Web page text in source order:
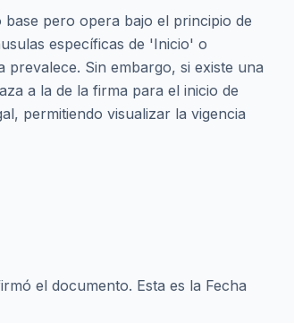
pero opera bajo el principio de
específicas de 'Inicio' o
prevalece. Sin embargo, si existe una
a la de la firma para el inicio de
permitiendo visualizar la vigencia
el documento. Esta es la Fecha